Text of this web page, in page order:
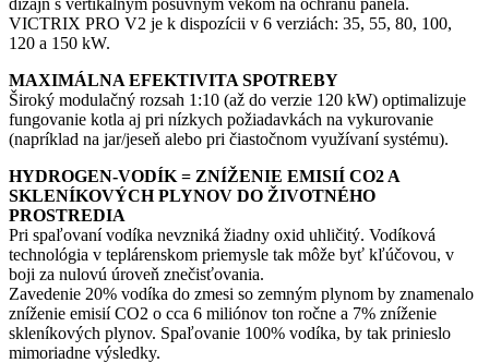
VICTRIX PRO V2 je k dispozícii v 6 verziách: 35, 55, 80, 100,
120 a 150 kW.
MAXIMÁLNA EFEKTIVITA SPOTREBY
Široký modulačný rozsah 1:10 (až do verzie 120 kW) optimalizuje
fungovanie kotla aj pri nízkych požiadavkách na vykurovanie
(napríklad na jar/jeseň alebo pri čiastočnom využívaní systému).
HYDROGEN-VODÍK = ZNÍŽENIE EMISIÍ CO2 A
SKLENÍKOVÝCH PLYNOV DO ŽIVOTNÉHO
PROSTREDIA
Pri spaľovaní vodíka nevzniká žiadny oxid uhličitý. Vodíková
technológia v teplárenskom priemysle tak môže byť kľúčovou, v
boji za nulovú úroveň znečisťovania.
Zavedenie 20% vodíka do zmesi so zemným plynom by znamenalo
zníženie emisií CO2 o cca 6 miliónov ton ročne a 7% zníženie
skleníkových plynov. Spaľovanie 100% vodíka, by tak prinieslo
mimoriadne výsledky.